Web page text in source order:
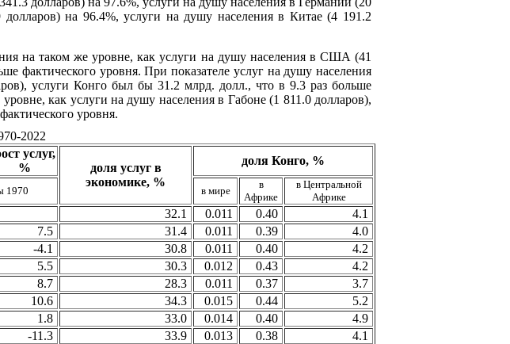
на 96.4%, услуги на душу населения в Китае (4 191.2
на таком же уровне, как услуги на душу населения в США (41
фактического уровня. При показателе услуг на душу населения
услуги Конго был бы 31.2 млрд. долл., что в 9.3 раз больше
как услуги на душу населения в Габоне (1 811.0 долларов),
уровня.
2022
услуг,
%
доля услуг в
экономике, %
доля Конго, %
1970 в мире
в
Африке
в Центральной
Африке
32.1 0.011 0.40
4.1
7.5 31.4 0.011 0.39
4.0
-4.1 30.8 0.011 0.40
4.2
5.5 30.3 0.012 0.43
4.2
8.7 28.3 0.011 0.37
3.7
10.6 34.3 0.015 0.44
5.2
1.8 33.0 0.014 0.40
4.9
-11.3 33.9 0.013 0.38
4.1